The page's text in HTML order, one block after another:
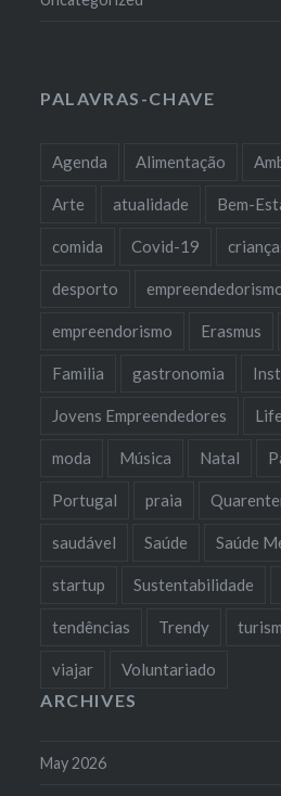
PALAVRAS-CHAVE
Agenda Alimentação
Arte atualidade Bem-
comida Covid-19
desporto
empreendorismo Erasmus
Familia gastronomia
Jovens Empreendedores
moda Música Natal
Portugal praia
saudável Saúde Saúde
startup Sustentabilidade
tendências Trendy
viajar Voluntariado
ARCHIVES
May 2026